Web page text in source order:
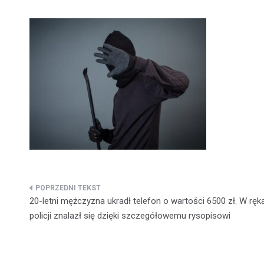
Nawigacja
wpisu
20-letni mężczyzna ukradł telefon o wartości 6500 zł. W
policji znalazł się dzięki szczegółowemu rysopisowi